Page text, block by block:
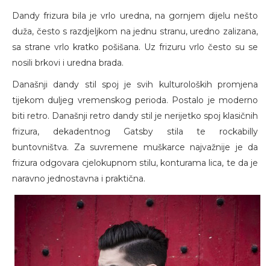
Dandy frizura bila je vrlo uredna, na gornjem dijelu nešto
duža, često s razdjeljkom na jednu stranu, uredno zalizana,
sa strane vrlo kratko pošišana. Uz frizuru vrlo često su se
nosili brkovi i uredna brada.
Današnji dandy stil spoj je svih kulturoloških promjena
tijekom duljeg vremenskog perioda. Postalo je moderno
biti retro. Današnji retro dandy stil je nerijetko spoj klasičnih
frizura, dekadentnog Gatsby stila te rockabilly
buntovništva. Za suvremene muškarce najvažnije je da
frizura odgovara cjelokupnom stilu, konturama lica, te da je
naravno jednostavna i praktična.